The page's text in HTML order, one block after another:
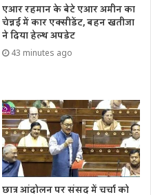
एआर रहमान के बेटे एआर अमीन का
चेन्नई में कार एक्सीडेंट, बहन खतीजा
ने दिया हेल्थ अपडेट
43 minutes ago
छात्र आंदोलन पर संसद में चर्चा को